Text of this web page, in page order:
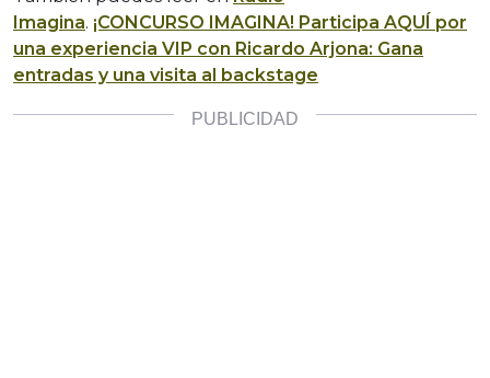
Imagina. ¡CONCURSO IMAGINA! Participa AQUÍ por
una experiencia VIP con Ricardo Arjona: Gana
entradas y una visita al backstage